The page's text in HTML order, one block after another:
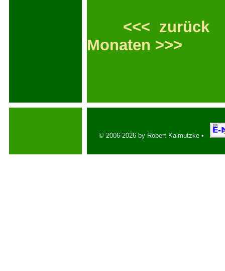
<<< zurück
Monaten >>>
© 2006-2026 by Robert Kalmutzke •